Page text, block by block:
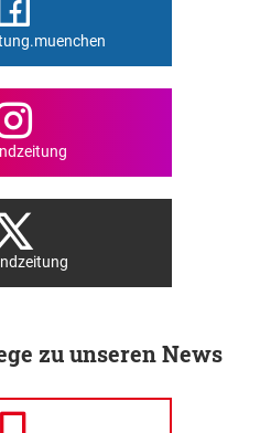
zu unseren News